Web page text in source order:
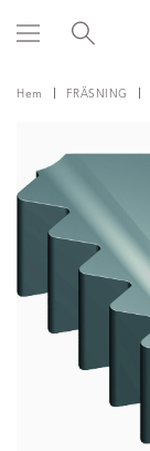
Hem FRÄSNING